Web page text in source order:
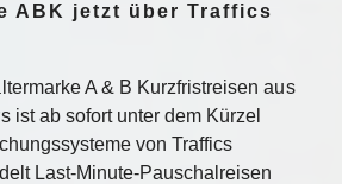
ABK jetzt über Traffics
A & B Kurzfristreisen aus
ist ab sofort unter dem Kürzel
von Traffics
Last-Minute-Pauschalreisen